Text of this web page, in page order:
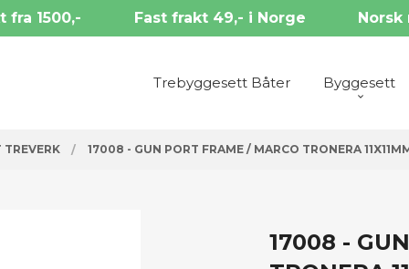
fra 1500,- Fast frakt 49,- i Norge
Trebyggesett Båter Byggesett
TREVERK 17008 - GUN PORT FRAME / MARCO TRONERA
17008 -